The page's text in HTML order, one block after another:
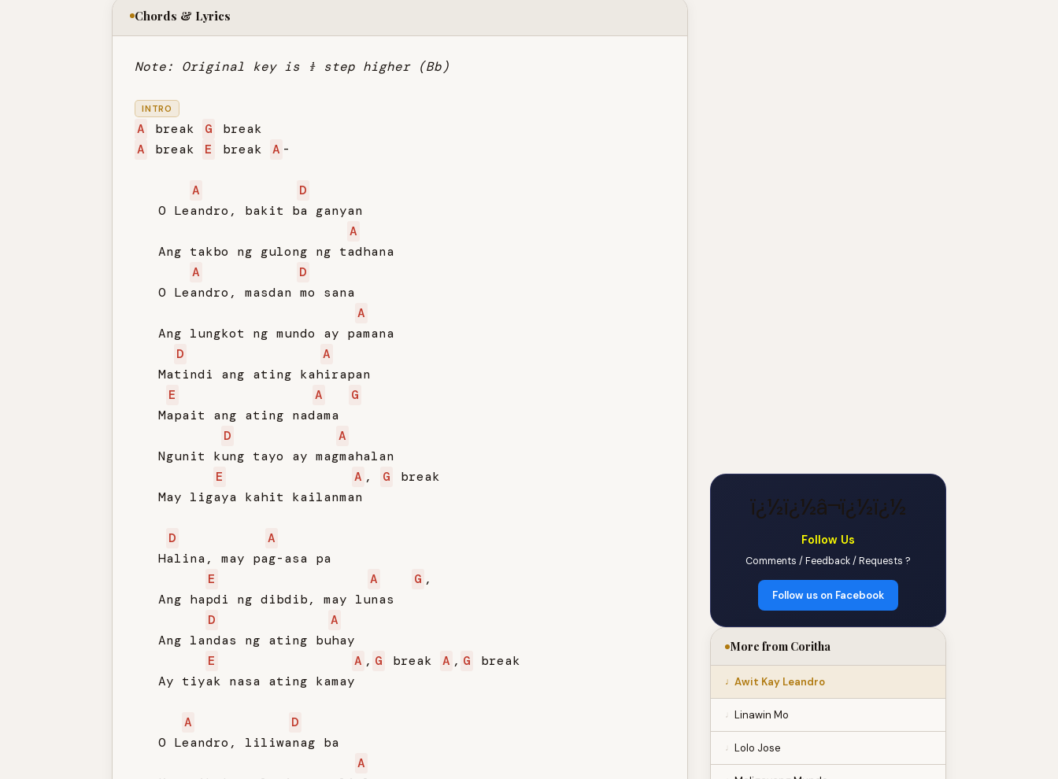
Chords & Lyrics
Note: Original key is ½ step higher (Bb)
INTRO
A break G
A
break E break A -
A
D
   O Leandro, bakit ba ganyan
A
   Ang takbo ng gulong ng tadhana
A
D
   O Leandro, masdan mo sana
A
   Ang lungkot ng mundo ay pamana
D
A
   Matindi ang ating kahirapan
E
A
G
   Mapait ang ating nadama
D
A
   Ngunit kung tayo ay magmahalan
E
A , G
break
   May ligaya kahit kailanman
D
A
   Halina, may pag-asa pa
E
A G ,
   Ang hapdi ng dibdib, may lunas
D
A
   Ang landas ng ating buhay
E
A , G break A , G
break
   Ay tiyak nasa ating kamay
A
D
   O Leandro, liliwanag ba
A
ï¿½ï¿½â¬ï¿½ï¿½
Follow Us
Comments / Feedback / Requests ?
Follow us on Facebook
More from Coritha
Awit Kay Leandro
Linawin Mo
Lolo Jose